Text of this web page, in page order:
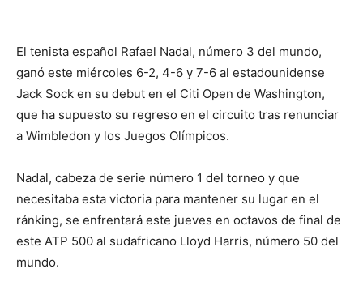
El tenista español Rafael Nadal, número 3 del mundo,
ganó este miércoles 6-2, 4-6 y 7-6 al estadounidense
Jack Sock en su debut en el Citi Open de Washington,
que ha supuesto su regreso en el circuito tras renunciar
a Wimbledon y los Juegos Olímpicos.
Nadal, cabeza de serie número 1 del torneo y que
necesitaba esta victoria para mantener su lugar en el
ránking, se enfrentará este jueves en octavos de final de
este ATP 500 al sudafricano Lloyd Harris, número 50 del
mundo.